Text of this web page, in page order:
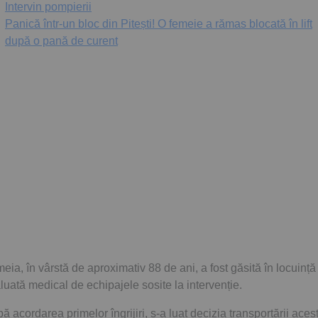
Intervin pompierii
Panică într-un bloc din Pitești! O femeie a rămas blocată în lift
după o pană de curent
în vârstă de aproximativ 88 de ani, a fost găsită în locuință
medical de echipajele sosite la intervenție.
acordarea primelor îngrijiri, s-a luat decizia transportării